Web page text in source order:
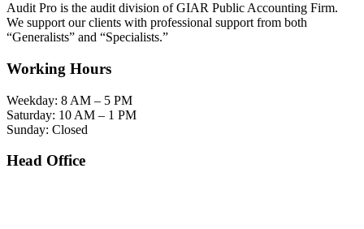
Audit Pro is the audit division of GIAR Public Accounting Firm.
We support our clients with professional support from both
“Generalists” and “Specialists.”
Working Hours
Weekday: 8 AM – 5 PM
Saturday: 10 AM – 1 PM
Sunday: Closed
Head Office